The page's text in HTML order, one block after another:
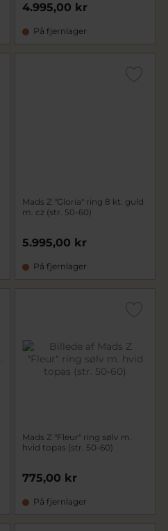
4.995,00 kr
På fjernlager
Mads Z "Gloria" ring 8 kt. guld
m. cz (str. 50-60)
5.995,00 kr
På fjernlager
Mads Z "Fleur" ring sølv m.
hvid topas (str. 50-60)
775,00 kr
På fjernlager